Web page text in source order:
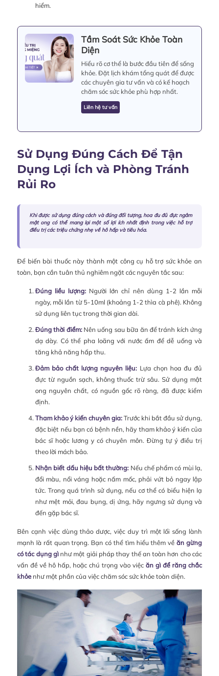
hiểm.
Tầm Soát Sức Khỏe Toàn
Diện
Hiểu rõ cơ thể là bước đầu tiên để sống
khỏe. Đặt lịch khám tổng quát để được
các chuyên gia tư vấn và có kế hoạch
chăm sóc sức khỏe phù hợp nhất.
Liên hệ tư vấn
Sử Dụng Đúng Cách Để Tận
Dụng Lợi Ích và Phòng Tránh
Rủi Ro
Khi được sử dụng đúng cách và đúng đối tượng, hoa đu đủ đực ngâm
mật ong có thể mang lại một số lợi ích nhất định trong việc hỗ trợ
điều trị các triệu chứng nhẹ về hô hấp và tiêu hóa.
Để biến bài thuốc này thành một công cụ hỗ trợ sức khỏe an
toàn, bạn cần tuân thủ nghiêm ngặt các nguyên tắc sau:
Đúng liều lượng: Người lớn chỉ nên dùng 1-2 lần mỗi
ngày, mỗi lần từ 5-10ml (khoảng 1-2 thìa cà phê). Không
sử dụng liên tục trong thời gian dài.
Đúng thời điểm:Nên uống sau bữa ăn để tránh kích ứng
dạ dày. Có thể pha loãng với nước ấm để dễ uống và
tăng khả năng hấp thu.
Đảm bảo chất lượng nguyên liệu: Lựa chọn hoa đu đủ
đực từ nguồn sạch, không thuốc trừ sâu. Sử dụng mật
ong nguyên chất, có nguồn gốc rõ ràng, đã được kiểm
định.
Tham khảo ý kiến chuyên gia:Trước khi bắt đầu sử dụng,
đặc biệt nếu bạn có bệnh nền, hãy tham khảo ý kiến của
bác sĩ hoặc lương y có chuyên môn. Đừng tự ý điều trị
theo lời mách bảo.
Nhận biết dấu hiệu bất thường: Nếu chế phẩm có mùi lạ,
đổi màu, nổi váng hoặc nấm mốc, phải vứt bỏ ngay lập
tức. Trong quá trình sử dụng, nếu cơ thể có biểu hiện lạ
như mệt mỏi, đau bụng, dị ứng, hãy ngưng sử dụng và
đến gặp bác sĩ.
Bên cạnh việc dùng thảo dược, việc duy trì một lối sống lành
mạnh là rất quan trọng. Bạn có thể tìm hiểu thêm vềăn gừng
có tác dụng gìnhư một giải pháp thay thế an toàn hơn cho các
vấn đề về hô hấp, hoặc chú trọng vào việc ăn gì để răng chắc
khỏe như một phần của việc chăm sóc sức khỏe toàn diện.